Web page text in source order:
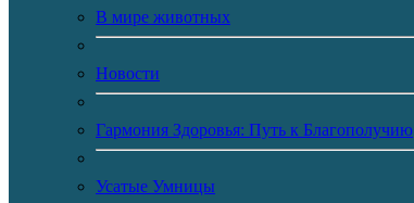
В мире животных
Новости
Гармония Здоровья: Путь к Благополучию
Усатые Умницы